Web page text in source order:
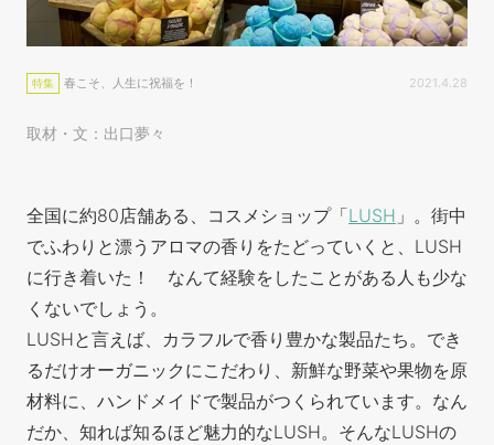
特集 春こそ、人生に祝福を！ 2021.4.28
取材・文：出口夢々
全国に約80店舗ある、コスメショップ「LUSH 」。街中
でふわりと漂うアロマの香りをたどっていくと、LUSH
に行き着いた！ なんて経験をしたことがある人も少な
くないでしょう。
LUSHと言えば、カラフルで香り豊かな製品たち。でき
るだけオーガニックにこだわり、新鮮な野菜や果物を原
材料に、ハンドメイドで製品がつくられています。なん
だか、知れば知るほど魅力的なLUSH。そんなLUSHの